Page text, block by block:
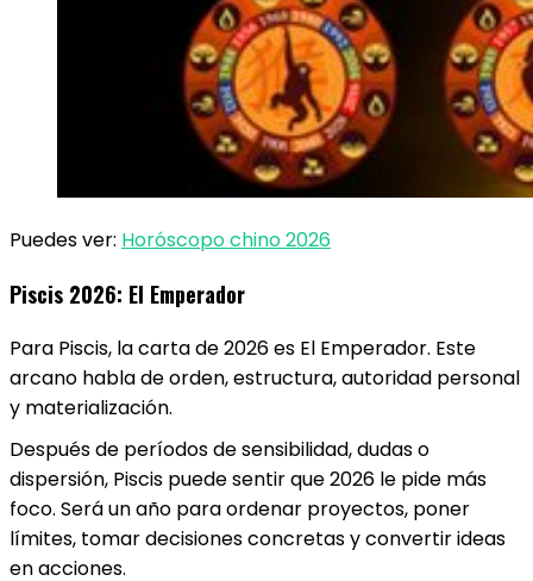
Puedes ver: Horóscopo chino 2026
Piscis 2026: El Emperador
Para Piscis, la carta de 2026 es El Emperador. Este
arcano habla de orden, estructura, autoridad personal
y materialización.
Después de períodos de sensibilidad, dudas o
dispersión, Piscis puede sentir que 2026 le pide más
foco. Será un año para ordenar proyectos, poner
límites, tomar decisiones concretas y convertir ideas
en acciones.